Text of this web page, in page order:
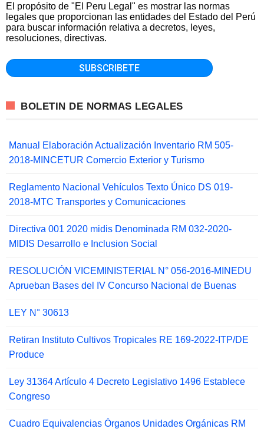
El propósito de "El Peru Legal" es mostrar las normas
legales que proporcionan las entidades del Estado del Perú
para buscar información relativa a decretos, leyes,
resoluciones, directivas.
BOLETIN DE NORMAS LEGALES
Manual Elaboración Actualización Inventario RM 505-
2018-MINCETUR Comercio Exterior y Turismo
Reglamento Nacional Vehículos Texto Único DS 019-
2018-MTC Transportes y Comunicaciones
Directiva 001 2020 midis Denominada RM 032-2020-
MIDIS Desarrollo e Inclusion Social
RESOLUCIÓN VICEMINISTERIAL N° 056-2016-MINEDU
Aprueban Bases del IV Concurso Nacional de Buenas
LEY N° 30613
Retiran Instituto Cultivos Tropicales RE 169-2022-ITP/DE
Produce
Ley 31364 Artículo 4 Decreto Legislativo 1496 Establece
Congreso
Cuadro Equivalencias Órganos Unidades Orgánicas RM